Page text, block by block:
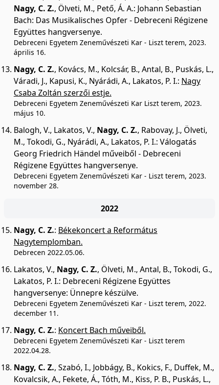
Nagy, C. Z., Ölveti, M., Pető, Á. A.: Johann Sebastian
Bach: Das Musikalisches Opfer - Debreceni Régizene
Együttes hangversenye.
Debreceni Egyetem Zeneművészeti Kar - Liszt terem, 2023.
április 16.
Nagy, C. Z., Kovács, M., Kolcsár, B., Antal, B., Puskás, L.,
Váradi, J., Kapusi, K., Nyárádi, A., Lakatos, P. I.: Nagy
Csaba Zoltán szerzői estje.
Debreceni Egyetem Zeneművészeti Kar Liszt terem, 2023.
május 10.
Balogh, V., Lakatos, V., Nagy, C. Z., Rabovay, J., Ölveti,
M., Tokodi, G., Nyárádi, A., Lakatos, P. I.: Válogatás
Georg Friedrich Händel műveiből - Debreceni
Régizene Együttes hangversenye.
Debreceni Egyetem Zeneművészeti Kar - Liszt terem, 2023.
november 28.
2022
Nagy, C. Z.: Békekoncert a Református
Nagytemplomban.
Debrecen 2022.05.06.
Lakatos, V., Nagy, C. Z., Ölveti, M., Antal, B., Tokodi, G.,
Lakatos, P. I.: Debreceni Régizene Együttes
hangversenye: Ünnepre készülve.
Debreceni Egyetem Zeneművészeti Kar - Liszt terem, 2022.
december 11.
Nagy, C. Z.: Koncert Bach műveiből.
Debreceni Egyetem Zeneművészeti Kar - Liszt terem
2022.04.28.
Nagy, C. Z., Szabó, I., Jobbágy, B., Kokics, F., Duffek, M.,
Kovalcsik, A., Fekete, Á., Tóth, M., Kiss, P. B., Puskás, L.,